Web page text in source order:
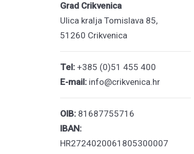
Grad Crikvenica
Ulica kralja Tomislava 85,
51260 Crikvenica
Tel: +385 (0)51 455 400
E-mail: info@crikvenica.hr
OIB: 81687755716
IBAN:
HR2724020061805300007